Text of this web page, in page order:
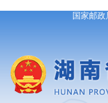
国家邮政